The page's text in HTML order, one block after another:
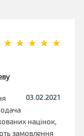
03.02.2021
націнок,
замовлення